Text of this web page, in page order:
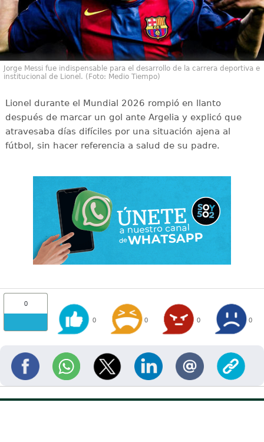
Jorge Messi fue indispensable para el desarrollo de la carrera deportiva e
institucional de Lionel. (Foto: Medio Tiempo)
Lionel durante el Mundial 2026 rompió en llanto
después de marcar un gol ante Argelia y explicó que
atravesaba días difíciles por una situación ajena al
fútbol, sin hacer referencia a salud de su padre.
0
0 0 0 0